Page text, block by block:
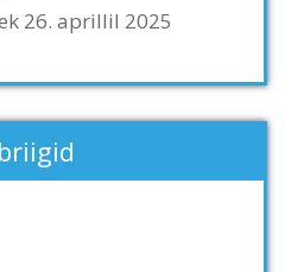
26. aprillil 2025